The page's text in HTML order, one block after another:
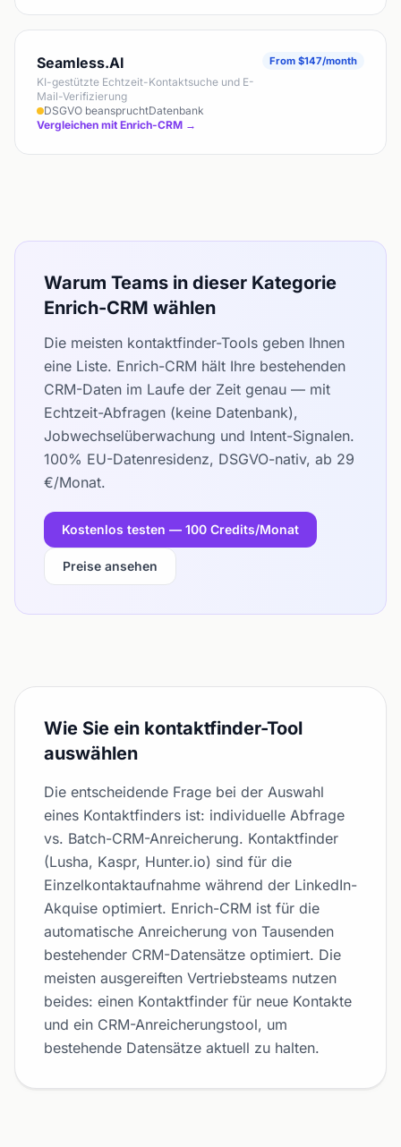
Seamless.AI
KI-gestützte Echtzeit-Kontaktsuche und E-
Mail-Verifizierung
From $147/month
DSGVO beanspruchtDatenbank
Vergleichen mit Enrich-CRM →
Warum Teams in dieser Kategorie
Enrich-CRM wählen
Die meisten kontaktfinder-Tools geben Ihnen
eine Liste. Enrich-CRM hält Ihre bestehenden
CRM-Daten im Laufe der Zeit genau — mit
Echtzeit-Abfragen (keine Datenbank),
Jobwechselüberwachung und Intent-Signalen.
100% EU-Datenresidenz, DSGVO-nativ, ab 29
€/Monat.
Kostenlos testen — 100 Credits/Monat
Preise ansehen
Wie Sie ein kontaktfinder-Tool
auswählen
Die entscheidende Frage bei der Auswahl
eines Kontaktfinders ist: individuelle Abfrage
vs. Batch-CRM-Anreicherung. Kontaktfinder
(Lusha, Kaspr, Hunter.io) sind für die
Einzelkontaktaufnahme während der LinkedIn-
Akquise optimiert. Enrich-CRM ist für die
automatische Anreicherung von Tausenden
bestehender CRM-Datensätze optimiert. Die
meisten ausgereiften Vertriebsteams nutzen
beides: einen Kontaktfinder für neue Kontakte
und ein CRM-Anreicherungstool, um
bestehende Datensätze aktuell zu halten.